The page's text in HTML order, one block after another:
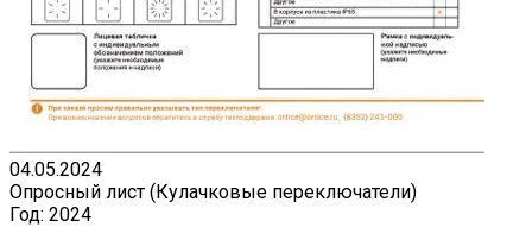
04.05.2024
Опросный лист (Кулачковые переключатели)
Год: 2024